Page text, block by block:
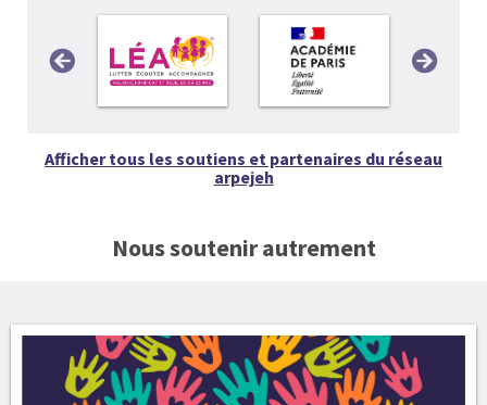
Afficher tous les soutiens et partenaires du réseau
arpejeh
Nous soutenir autrement